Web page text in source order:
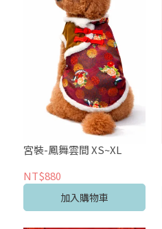
宮裝-鳳舞雲間 XS~XL
NT$880
加入購物車